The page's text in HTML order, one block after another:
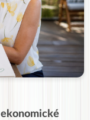
ekonomické